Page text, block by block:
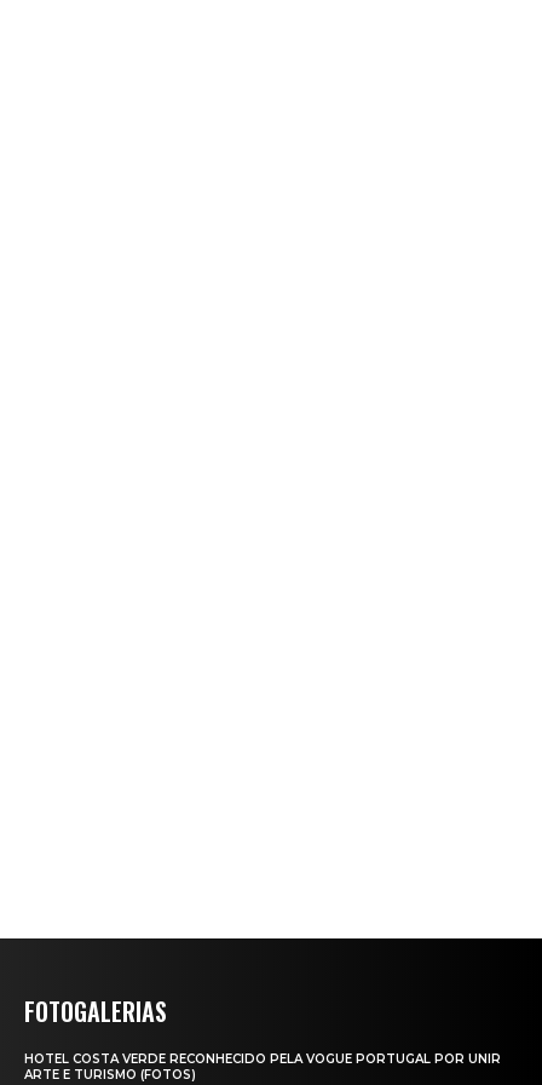
FOTOGALERIAS
HOTEL COSTA VERDE RECONHECIDO PELA VOGUE PORTUGAL POR UNIR
ARTE E TURISMO (FOTOS)